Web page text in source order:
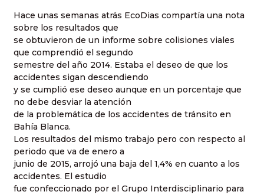
Hace unas semanas atrás EcoDias compartía una nota
sobre los resultados que
se obtuvieron de un informe sobre colisiones viales
que comprendió el segundo
semestre del año 2014. Estaba el deseo de que los
accidentes sigan descendiendo
y se cumplió ese deseo aunque en un porcentaje que
no debe desviar la atención
de la problemática de los accidentes de tránsito en
Bahía Blanca.
Los resultados del mismo trabajo pero con respecto al
periodo que va de enero a
junio de 2015, arrojó una baja del 1,4% en cuanto a los
accidentes. El estudio
fue confeccionado por el Grupo Interdisciplinario para